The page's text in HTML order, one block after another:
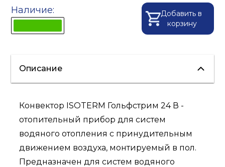
Наличие:
Добавить в
корзину
Описание
Конвектор ISOTERM Гольфстрим 24 В -
отопительный прибор для систем
водяного отопления с принудительным
движением воздуха, монтируемый в пол.
Предназначен для систем водяного